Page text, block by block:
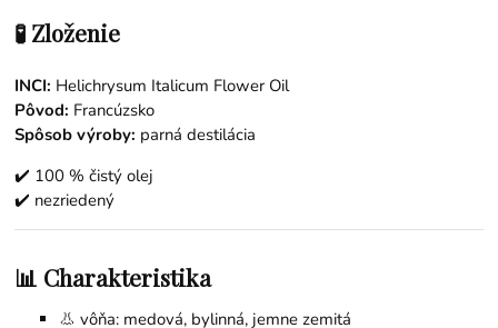
🧪 Zloženie
INCI: Helichrysum Italicum Flower Oil
Pôvod: Francúzsko
Spôsob výroby: parná destilácia
✔️ 100 % čistý olej
✔️ nezriedený
📊 Charakteristika
👃 vôňa: medová, bylinná, jemne zemitá